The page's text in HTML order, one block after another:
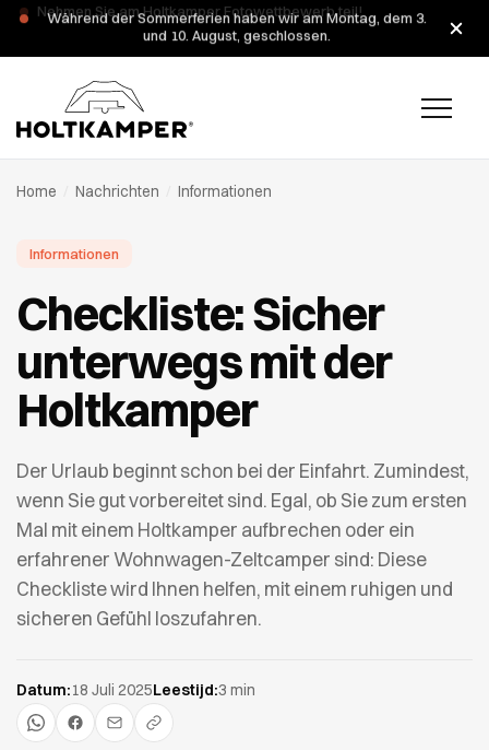
Während der Sommerferien haben wir am Montag, dem 3.
und 10. August, geschlossen.
Home Nachrichten Informationen
Informationen
Checkliste: Sicher
unterwegs mit der
Holtkamper
Der Urlaub beginnt schon bei der Einfahrt. Zumindest,
wenn Sie gut vorbereitet sind. Egal, ob Sie zum ersten
Mal mit einem Holtkamper aufbrechen oder ein
erfahrener Wohnwagen-Zeltcamper sind: Diese
Checkliste wird Ihnen helfen, mit einem ruhigen und
sicheren Gefühl loszufahren.
Datum:18 Juli 2025Leestijd:3 min